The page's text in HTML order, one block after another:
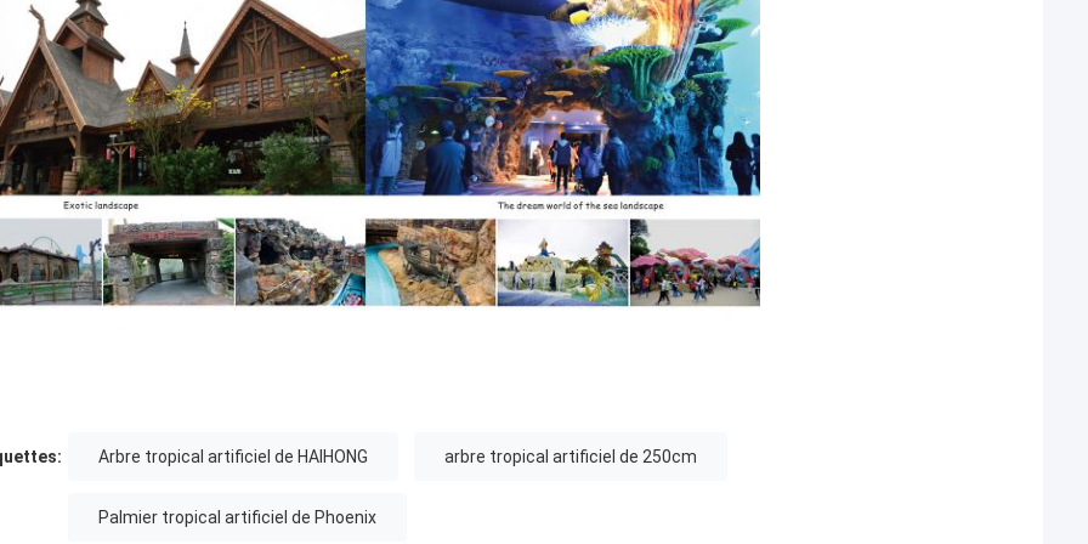
Arbre tropical artificiel de HAIHONG arbre tropical artificiel de 250cm
Palmier tropical artificiel de Phoenix